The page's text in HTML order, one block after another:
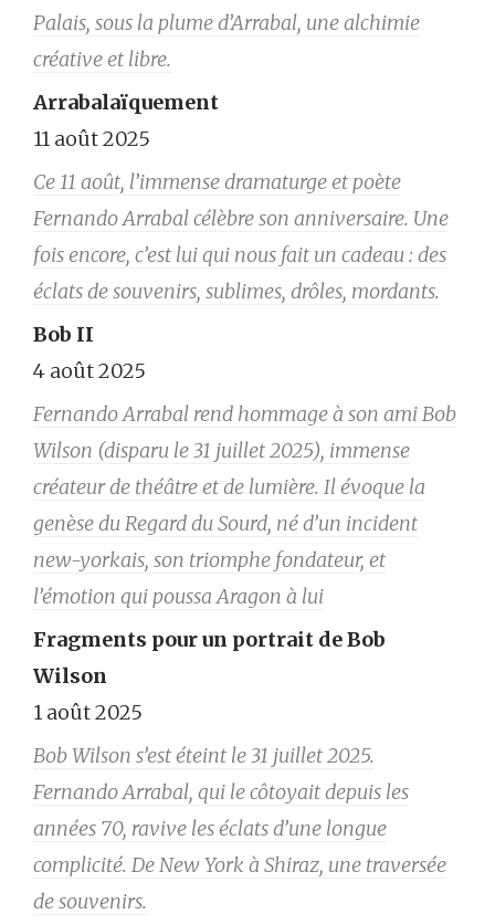
Palais, sous la plume d’Arrabal, une alchimie
créative et libre.
Arrabalaïquement
11 août 2025
Ce 11 août, l’immense dramaturge et poète
Fernando Arrabal célèbre son anniversaire. Une
fois encore, c’est lui qui nous fait un cadeau : des
éclats de souvenirs, sublimes, drôles, mordants.
Bob II
4 août 2025
Fernando Arrabal rend hommage à son ami Bob
Wilson (disparu le 31 juillet 2025), immense
créateur de théâtre et de lumière. Il évoque la
genèse du Regard du Sourd, né d’un incident
new-yorkais, son triomphe fondateur, et
l’émotion qui poussa Aragon à lui
Fragments pour un portrait de Bob
Wilson
1 août 2025
Bob Wilson s’est éteint le 31 juillet 2025.
Fernando Arrabal, qui le côtoyait depuis les
années 70, ravive les éclats d’une longue
complicité. De New York à Shiraz, une traversée
de souvenirs.